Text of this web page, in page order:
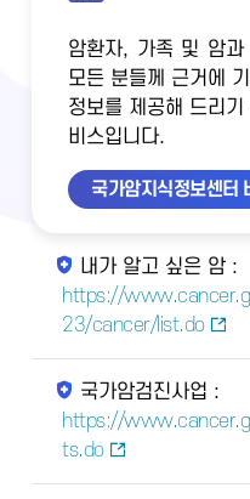
암환자, 가족 및 암
모든 분들께 근거에
정보를 제공해 드리
비스입니다.
국가암지식정보센터
내가 알고 싶은 암 :
https://
23/cancer/list.do
국가암검진사업 :
https://
ts.do